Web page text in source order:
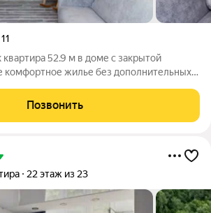
11
52.9 м в доме с закрытой
комфортное жилье без дополнительных
просторная двухкомнатная квартира на
дома.
Позвонить
22 этаж из 23